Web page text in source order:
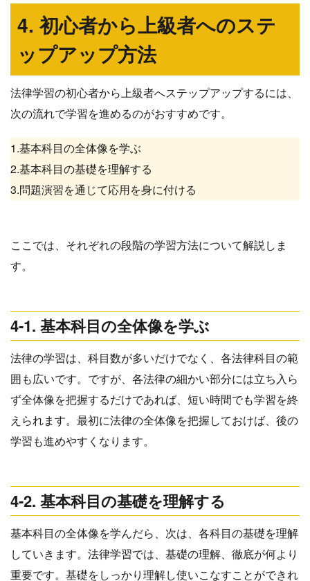
4. 初心者から上級者へのステ
ップアップ方法
法律学習の初心者から上級者へステップアップするには、
次の流れで学習を進めるのがおすすめです。
1.基本科目の全体像を学ぶ
2.基本科目の基礎を理解する
3.問題演習を通じて応用を身に付ける
ここでは、それぞれの段階の学習方法について解説しま
す。
4-1. 基本科目の全体像を学ぶ
法律の学習は、科目数が多いだけでなく、各法律科目の範
囲も広いです。ですが、各法律の細かい部分には立ち入ら
ず全体像を把握するだけであれば、短い時間でも学習を終
えられます。最初に法律の全体像を把握しておけば、後の
学習も進めやすくなります。
4-2. 基本科目の基礎を理解する
基本科目の全体像を学んだら、次は、各科目の基礎を理解
していきます。法律学習では、基礎の理解、徹底が何より
重要です。基礎をしっかり理解し使いこなすことができれ